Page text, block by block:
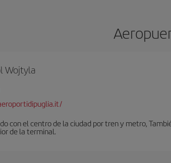
Wojtyla
con el centro de la ciudad por tren y metro,
de la terminal.